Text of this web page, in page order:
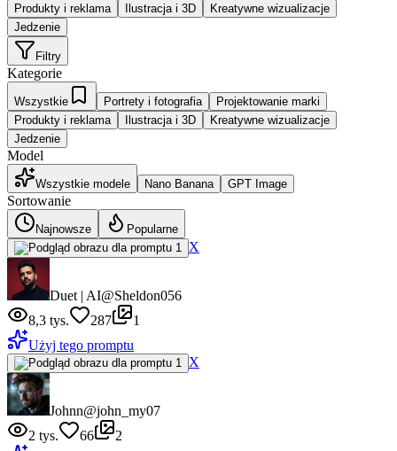
Produkty i reklama
Ilustracja i 3D
Kreatywne wizualizacje
Jedzenie
Filtry
Kategorie
Wszystkie Portrety i fotografia
Projektowanie marki
Produkty i reklama
Ilustracja i 3D
Kreatywne wizualizacje
Jedzenie
Model
Wszystkie modele Nano Banana GPT Image
Sortowanie
Najnowsze Popularne
X
Duet | AI@Sheldon056
8,3 tys.
287
1
Użyj tego promptu
X
Johnn@john_my07
2 tys.
66
2